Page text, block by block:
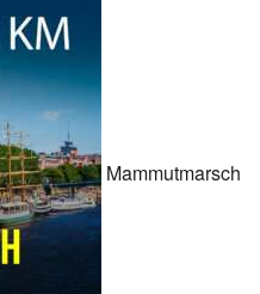
Mammutmarsch